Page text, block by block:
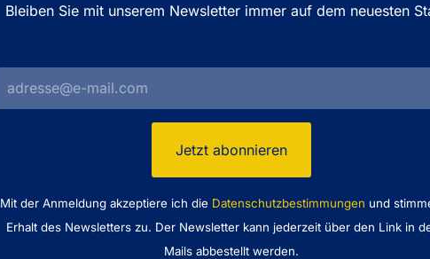
Bleiben Sie mit unserem Newsletter immer auf dem neuesten
Mit der Anmeldung akzeptiere ich die Datenschutzbestimmungen und
Erhalt des Newsletters zu. Der Newsletter kann jederzeit über den Link in
Mails abbestellt werden.